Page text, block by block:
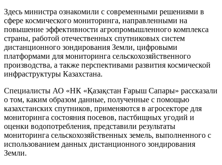
Здесь министра ознакомили с современными решениями в
сфере космического мониторинга, направленными на
повышение эффективности агропромышленного комплекса
страны, работой отечественных спутниковых систем
дистанционного зондирования Земли, цифровыми
платформами для мониторинга сельскохозяйственного
производства, а также перспективами развития космической
инфраструктуры Казахстана.
Специалисты АО «НК «Қазақстан Ғарыш Сапары» рассказали
о том, каким образом данные, полученные с помощью
казахстанских спутников, применяются в агросекторе для
мониторинга состояния посевов, пастбищных угодий и
оценки водопотребления, представили результаты
мониторинга сельскохозяйственных земель, выполненного с
использованием данных дистанционного зондирования
Земли.